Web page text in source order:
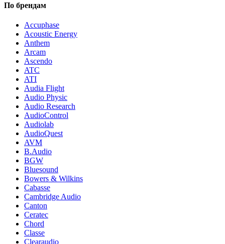
По брендам
Accuphase
Acoustic Energy
Anthem
Arcam
Ascendo
ATC
ATI
Audia Flight
Audio Physic
Audio Research
AudioControl
Audiolab
AudioQuest
AVM
B.Audio
BGW
Bluesound
Bowers & Wilkins
Cabasse
Cambridge Audio
Canton
Ceratec
Chord
Classe
Clearaudio